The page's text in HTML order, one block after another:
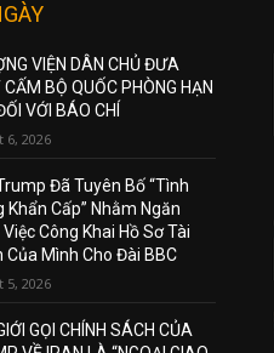
VIỆN DÂN CHỦ ĐƯA
CẤM BỘ QUỐC PHÒNG HẠN
VỚI BÁO CHÍ
6, 2026
Đã Tuyên Bố “Tình
Khẩn Cấp” Nhằm Ngăn
Công Khai Hồ Sơ Tài
Của Mình Cho Đài BBC
5, 2026
GỌI CHÍNH SÁCH CỦA